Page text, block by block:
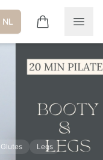
NL
Glutes Legs